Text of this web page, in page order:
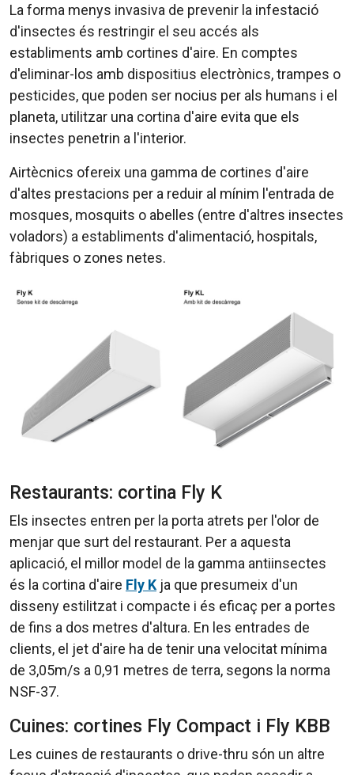
La forma menys invasiva de prevenir la infestació
d'insectes és restringir el seu accés als
establiments amb cortines d'aire. En comptes
d'eliminar-los amb dispositius electrònics, trampes o
pesticides, que poden ser nocius per als humans i el
planeta, utilitzar una cortina d'aire evita que els
insectes penetrin a l'interior.
Airtècnics ofereix una gamma de cortines d'aire
d'altes prestacions per a reduir al mínim l'entrada de
mosques, mosquits o abelles (entre d'altres insectes
voladors) a establiments d'alimentació, hospitals,
fàbriques o zones netes.
Restaurants: cortina Fly K
Els insectes entren per la porta atrets per l'olor de
menjar que surt del restaurant. Per a aquesta
aplicació, el millor model de la gamma antiinsectes
és la cortina d'aire Fly K ja que presumeix d'un
disseny estilitzat i compacte i és eficaç per a portes
de fins a dos metres d'altura. En les entrades de
clients, el jet d'aire ha de tenir una velocitat mínima
de 3,05m/s a 0,91 metres de terra, segons la norma
NSF-37.
Cuines: cortines Fly Compact i Fly KBB
Les cuines de restaurants o drive-thru són un altre